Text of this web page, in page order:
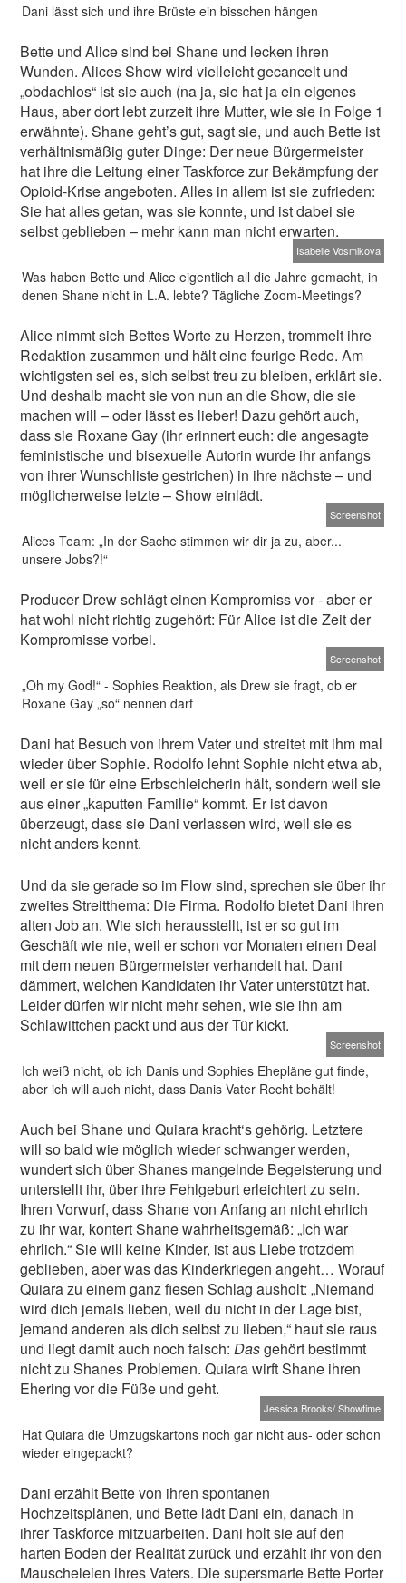
Dani lässt sich und ihre Brüste ein bisschen hängen
Bette und Alice sind bei Shane und lecken ihren
Wunden. Alices Show wird vielleicht gecancelt und
„obdachlos“ ist sie auch (na ja, sie hat ja ein eigenes
Haus, aber dort lebt zurzeit ihre Mutter, wie sie in Folge 1
erwähnte). Shane geht’s gut, sagt sie, und auch Bette ist
verhältnismäßig guter Dinge: Der neue Bürgermeister
hat ihre die Leitung einer Taskforce zur Bekämpfung der
Opioid-Krise angeboten. Alles in allem ist sie zufrieden:
Sie hat alles getan, was sie konnte, und ist dabei sie
selbst geblieben – mehr kann man nicht erwarten.
Isabelle Vosmikova
Was haben Bette und Alice eigentlich all die Jahre gemacht, in
denen Shane nicht in L.A. lebte? Tägliche Zoom-Meetings?
Alice nimmt sich Bettes Worte zu Herzen, trommelt ihre
Redaktion zusammen und hält eine feurige Rede. Am
wichtigsten sei es, sich selbst treu zu bleiben, erklärt sie.
Und deshalb macht sie von nun an die Show, die sie
machen will – oder lässt es lieber! Dazu gehört auch,
dass sie Roxane Gay (ihr erinnert euch: die angesagte
feministische und bisexuelle Autorin wurde ihr anfangs
von ihrer Wunschliste gestrichen) in ihre nächste – und
möglicherweise letzte – Show einlädt.
Screenshot
Alices Team: „In der Sache stimmen wir dir ja zu, aber...
unsere Jobs?!“
Producer Drew schlägt einen Kompromiss vor - aber er
hat wohl nicht richtig zugehört: Für Alice ist die Zeit der
Kompromisse vorbei.
Screenshot
„Oh my God!“ - Sophies Reaktion, als Drew sie fragt, ob er
Roxane Gay „so“ nennen darf
Dani hat Besuch von ihrem Vater und streitet mit ihm mal
wieder über Sophie. Rodolfo lehnt Sophie nicht etwa ab,
weil er sie für eine Erbschleicherin hält, sondern weil sie
aus einer „kaputten Familie“ kommt. Er ist davon
überzeugt, dass sie Dani verlassen wird, weil sie es
nicht anders kennt.
Und da sie gerade so im Flow sind, sprechen sie über ihr
zweites Streitthema: Die Firma. Rodolfo bietet Dani ihren
alten Job an. Wie sich herausstellt, ist er so gut im
Geschäft wie nie, weil er schon vor Monaten einen Deal
mit dem neuen Bürgermeister verhandelt hat. Dani
dämmert, welchen Kandidaten ihr Vater unterstützt hat.
Leider dürfen wir nicht mehr sehen, wie sie ihn am
Schlawittchen packt und aus der Tür kickt.
Screenshot
Ich weiß nicht, ob ich Danis und Sophies Ehepläne gut finde,
aber ich will auch nicht, dass Danis Vater Recht behält!
Auch bei Shane und Quiara kracht‘s gehörig. Letztere
will so bald wie möglich wieder schwanger werden,
wundert sich über Shanes mangelnde Begeisterung und
unterstellt ihr, über ihre Fehlgeburt erleichtert zu sein.
Ihren Vorwurf, dass Shane von Anfang an nicht ehrlich
zu ihr war, kontert Shane wahrheitsgemäß: „Ich war
ehrlich.“ Sie will keine Kinder, ist aus Liebe trotzdem
geblieben, aber was das Kinderkriegen angeht… Worauf
Quiara zu einem ganz fiesen Schlag ausholt: „Niemand
wird dich jemals lieben, weil du nicht in der Lage bist,
jemand anderen als dich selbst zu lieben,“ haut sie raus
und liegt damit auch noch falsch:Dasgehört bestimmt
nicht zu Shanes Problemen. Quiara wirft Shane ihren
Ehering vor die Füße und geht.
Jessica Brooks/ Showtime
Hat Quiara die Umzugskartons noch gar nicht aus- oder schon
wieder eingepackt?
Dani erzählt Bette von ihren spontanen
Hochzeitsplänen, und Bette lädt Dani ein, danach in
ihrer Taskforce mitzuarbeiten. Dani holt sie auf den
harten Boden der Realität zurück und erzählt ihr von den
Mauscheleien ihres Vaters. Die supersmarte Bette Porter